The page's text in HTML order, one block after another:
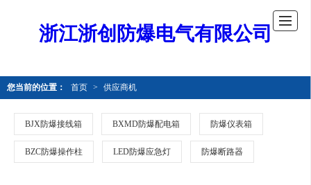
浙江浙创防爆电气有限公司
您当前的位置： 首页 > 供应商机
BJX防爆接线箱 BXMD防爆配电箱 防爆仪表箱
BZC防爆操作柱 LED防爆应急灯 防爆断路器